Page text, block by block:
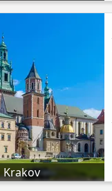
Krakov